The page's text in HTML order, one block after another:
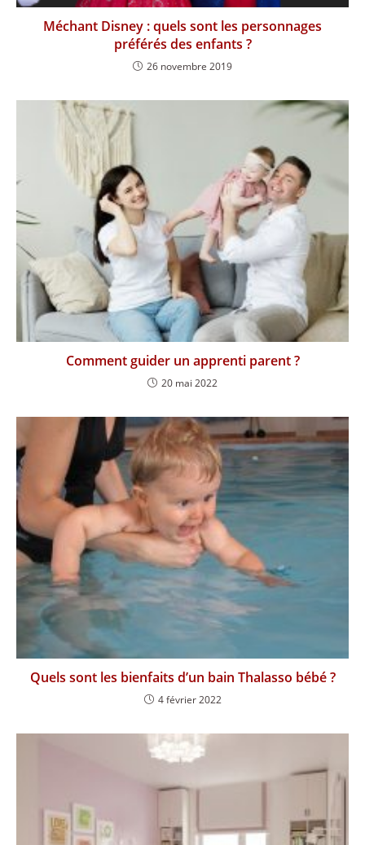
Méchant Disney : quels sont les personnages
préférés des enfants ?
26 novembre 2019
Comment guider un apprenti parent ?
20 mai 2022
Quels sont les bienfaits d’un bain Thalasso bébé ?
4 février 2022